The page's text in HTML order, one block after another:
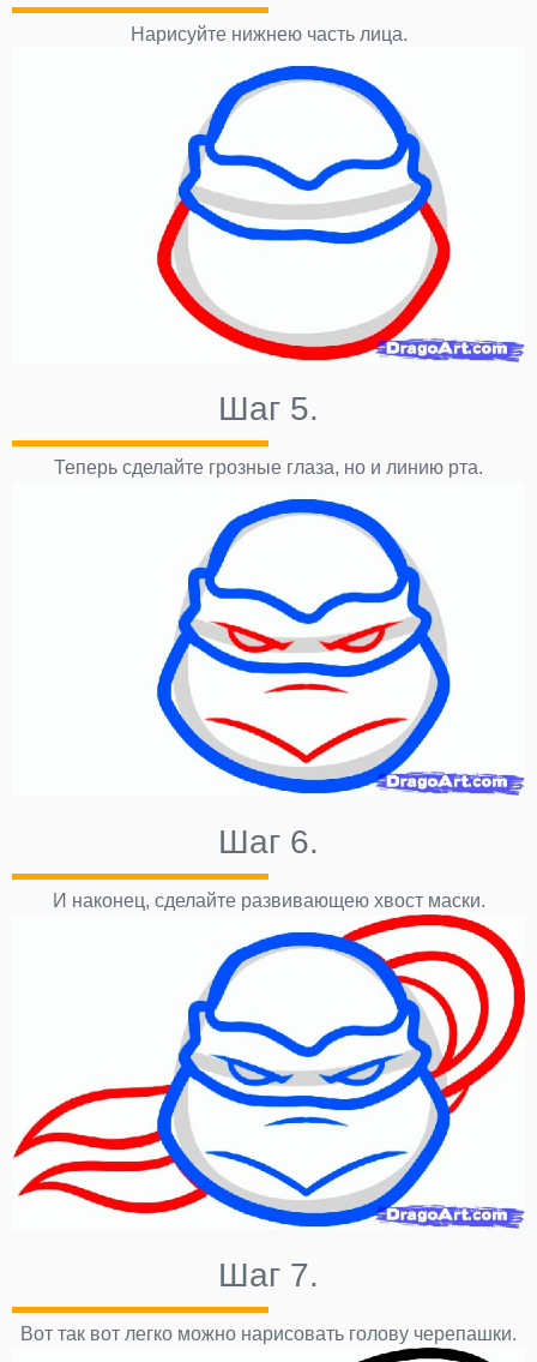
Нарисуйте нижнею часть лица.
Шаг 5.
Теперь сделайте грозные глаза, но и линию рта.
Шаг 6.
И наконец, сделайте развивающею хвост маски.
Шаг 7.
Вот так вот легко можно нарисовать голову черепашки.